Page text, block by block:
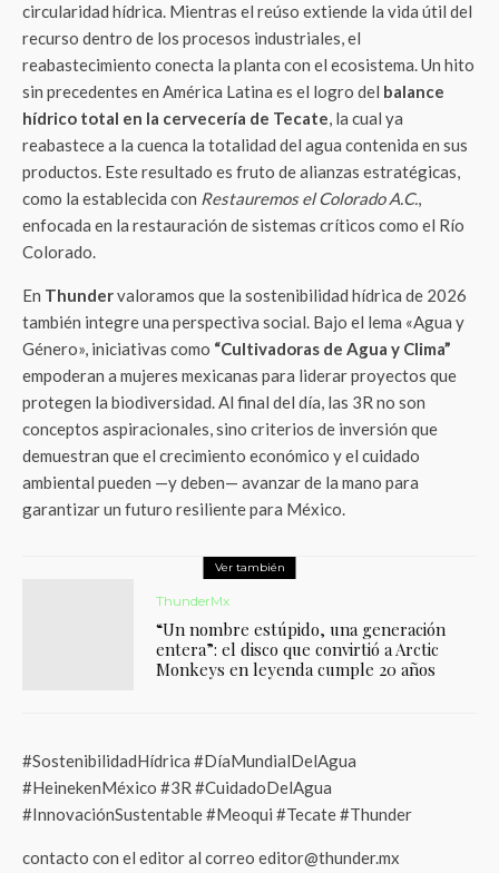
circularidad hídrica. Mientras el reúso extiende la vida útil del
recurso dentro de los procesos industriales, el
reabastecimiento conecta la planta con el ecosistema. Un hito
sin precedentes en América Latina es el logro del balance
hídrico total en la cervecería de Tecate, la cual ya
reabastece a la cuenca la totalidad del agua contenida en sus
productos. Este resultado es fruto de alianzas estratégicas,
como la establecida con Restauremos el Colorado A.C.,
enfocada en la restauración de sistemas críticos como el Río
Colorado.
En Thundervaloramos que la sostenibilidad hídrica de 2026
también integre una perspectiva social. Bajo el lema «Agua y
Género», iniciativas como “Cultivadoras de Agua y Clima”
empoderan a mujeres mexicanas para liderar proyectos que
protegen la biodiversidad. Al final del día, las 3R no son
conceptos aspiracionales, sino criterios de inversión que
demuestran que el crecimiento económico y el cuidado
ambiental pueden —y deben— avanzar de la mano para
garantizar un futuro resiliente para México.
Ver también
ThunderMx
“Un nombre estúpido, una generación
entera”: el disco que convirtió a Arctic
Monkeys en leyenda cumple 20 años
#SostenibilidadHídrica #DíaMundialDelAgua
#HeinekenMéxico #3R #CuidadoDelAgua
#InnovaciónSustentable #Meoqui #Tecate #Thunder
contacto con el editor al correo editor@thunder.mx